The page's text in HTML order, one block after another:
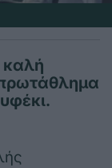
καλή